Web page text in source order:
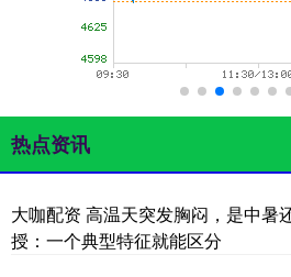
热点资讯
大咖配资 高温天突发胸闷，是中暑
授：一个典型特征就能区分